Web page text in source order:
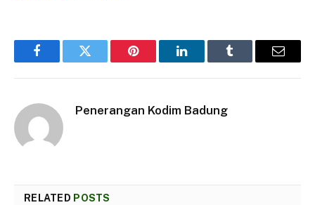
FacebookTwitter Pinterest LinkedInTumblr Email
Penerangan Kodim Badung
RELATED POSTS